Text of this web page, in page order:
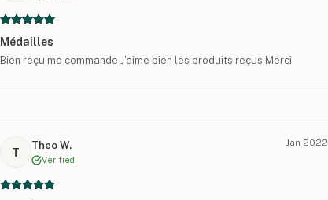
Médailles
Bien reçu ma commande J'aime bien les produits reçus Merci
T
Theo W.
Verified
Jan 2022